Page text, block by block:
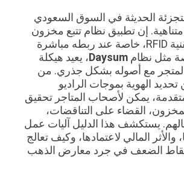
الحديثة في السوق السعودي
إن تطبيق نظام تتبع مخزون
المجوهرات بتقنية RFID، خاصة عند ربطه مباشرة
مثل نظام Daysum، يعيد هيكلة
مع أصوله بشكل جذري. من
الهوية بموجات الراديو
يمكن لأصحاب المتاجر تحقيق
القضاء على التناقضات،
يستكشف هذا الدليل آليات عمل
والأثر المالي لاعتمادها، وكيف تعالج
الضعف في جرد معارض الذهب